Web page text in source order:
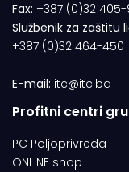
Fax: +387 (0)32 405-
Službenik za zaštitu
+387 (0)32 464-450
E-mail: itc@itc.ba
Profitni centri
PC Poljoprivreda
ONLINE shop